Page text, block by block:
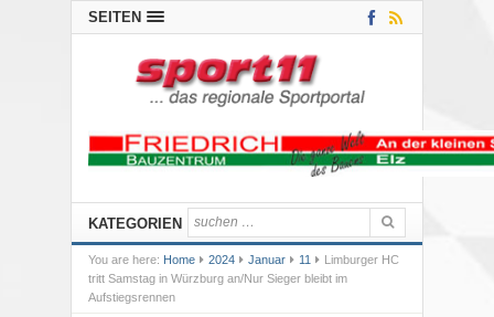
SEITEN
KATEGORIEN
You are here: Home 2024 Januar 11
Limburger HC
tritt Samstag in Würzburg an/Nur Sieger bleibt im
Aufstiegsrennen